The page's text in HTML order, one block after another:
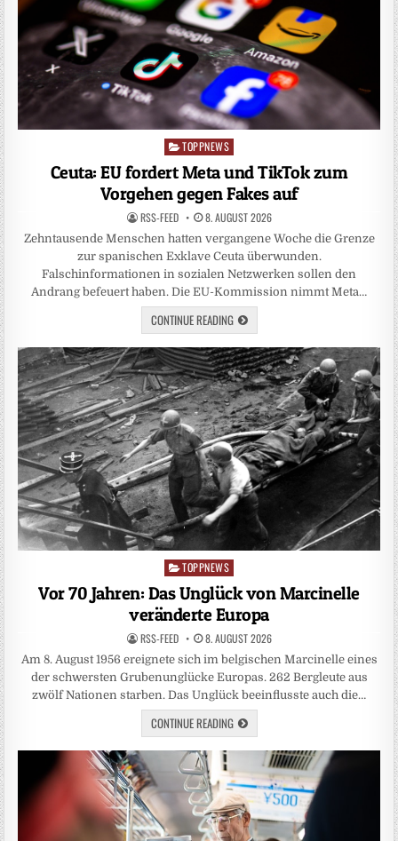
Posted
in
TOPPNEWS
Ceuta: EU fordert Meta und TikTok zum
Vorgehen gegen Fakes auf
RSS-FEED 8. AUGUST 2026
Zehntausende Menschen hatten vergangene Woche die Grenze
zur spanischen Exklave Ceuta überwunden.
Falschinformationen in sozialen Netzwerken sollen den
Andrang befeuert haben. Die EU-Kommission nimmt Meta…
CONTINUE READING
Posted
TOPPNEWS
Vor 70 Jahren: Das Unglück von Marcinelle
veränderte Europa
RSS-FEED 8. AUGUST 2026
Am 8. August 1956 ereignete sich im belgischen Marcinelle eines
der schwersten Grubenunglücke Europas. 262 Bergleute aus
zwölf Nationen starben. Das Unglück beeinflusste auch die…
CONTINUE READING